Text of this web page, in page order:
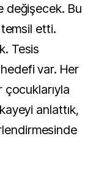
değişecek. Bu
temsil etti.
Tesis
var. Her
anlattık,